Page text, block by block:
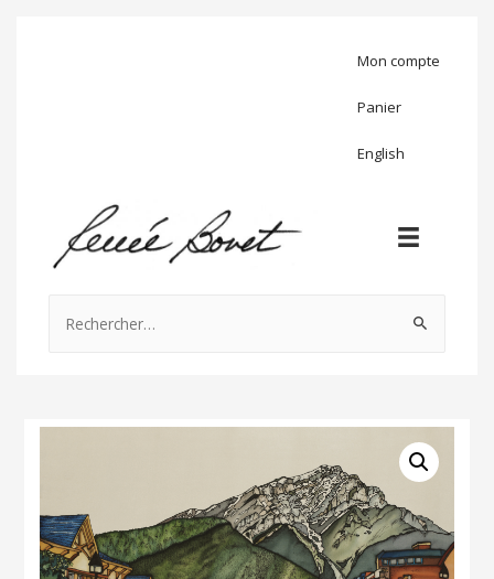
Mon compte
Panier
English